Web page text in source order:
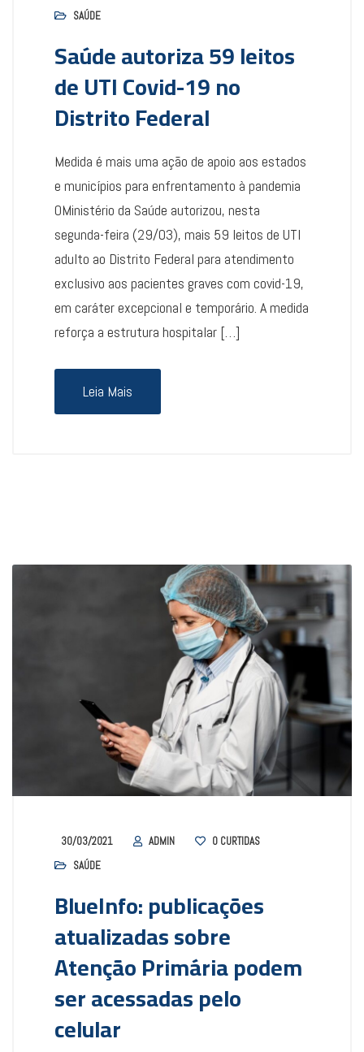
SAÚDE
Saúde autoriza 59 leitos
de UTI Covid-19 no
Distrito Federal
Medida é mais uma ação de apoio aos estados
e municípios para enfrentamento à pandemia
OMinistério da Saúde autorizou, nesta
segunda-feira (29/03), mais 59 leitos de UTI
adulto ao Distrito Federal para atendimento
exclusivo aos pacientes graves com covid-19,
em caráter excepcional e temporário. A medida
reforça a estrutura hospitalar […]
Leia Mais
30/03/2021 ADMIN 0 CURTIDAS
SAÚDE
BlueInfo: publicações
atualizadas sobre
Atenção Primária podem
ser acessadas pelo
celular